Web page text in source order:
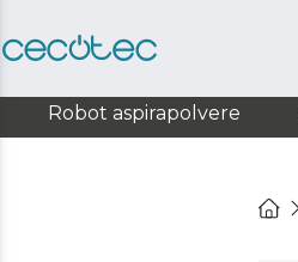
Robot aspirapolvere